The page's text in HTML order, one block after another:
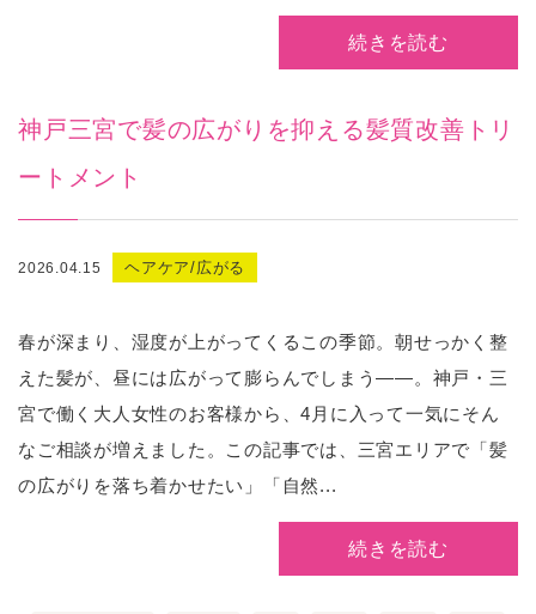
続きを読む
神戸三宮で髪の広がりを抑える髪質改善トリ
ートメント
2026.04.15 ヘアケア/広がる
春が深まり、湿度が上がってくるこの季節。朝せっかく整
えた髪が、昼には広がって膨らんでしまう——。神戸・三
宮で働く大人女性のお客様から、4月に入って一気にそん
なご相談が増えました。この記事では、三宮エリアで「髪
の広がりを落ち着かせたい」「自然...
続きを読む